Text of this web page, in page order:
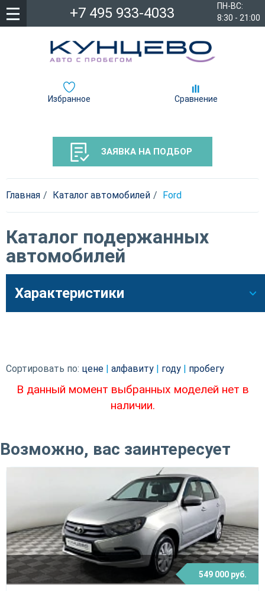
ПН-ВС:
8:30 - 21:00
+7 495 933-4033
Избранное Сравнение
ЗАЯВКА НА ПОДБОР
Главная Каталог автомобилей Ford
Каталог подержанных
автомобилей
Характеристики
Сортировать по: цене алфавиту году пробегу
В данный момент выбранных моделей нет в
наличии.
Возможно, вас заинтересует
549 000 руб.